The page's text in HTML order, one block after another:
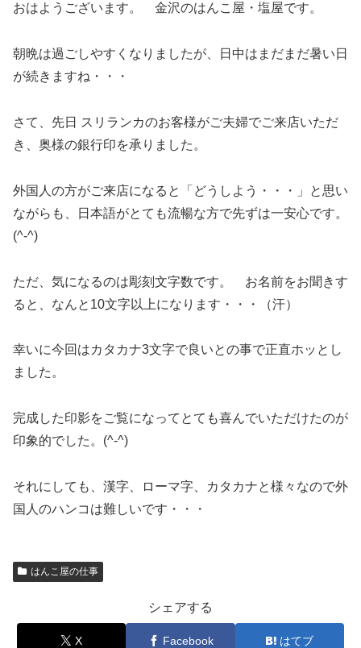
おはようございます。 金沢のはんこ屋・塩屋です。
朝晩は過ごしやすくなりましたが、日中はまだまだ暑い日
が続きますね・・・
さて、先日 スリランカのお客様がご夫婦でご来店いただ
き、奥様の銀行印を承りました。
外国人の方がご来店になると「どうしよう・・・」と思い
ながらも、日本語がとても流暢な方で先ずは一安心です。
(^-^)
ただ、気になるのは彫刻文字数です。 お名前をお聞きす
ると、なんと10文字以上になります・・・（汗）
幸いに今回はカタカナ3文字で良いとの事で正直ホッとし
ました。
完成した印影をご覧になってとても喜んでいただけたのが
印象的でした。(^-^)
それにしても、漢字、ローマ字、カタカナと様々なので外
国人のハンコは難しいです・・・
はんこ屋の仕事
シェアする
X Facebook はてブ